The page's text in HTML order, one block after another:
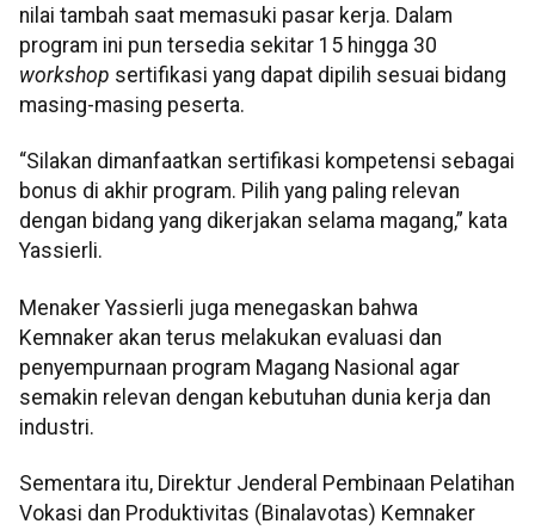
nilai tambah saat memasuki pasar kerja. Dalam
program ini pun tersedia sekitar 15 hingga 30
workshop sertifikasi yang dapat dipilih sesuai bidang
masing-masing peserta.
“Silakan dimanfaatkan sertifikasi kompetensi sebagai
bonus di akhir program. Pilih yang paling relevan
dengan bidang yang dikerjakan selama magang,” kata
Yassierli.
Menaker Yassierli juga menegaskan bahwa
Kemnaker akan terus melakukan evaluasi dan
penyempurnaan program Magang Nasional agar
semakin relevan dengan kebutuhan dunia kerja dan
industri.
Sementara itu, Direktur Jenderal Pembinaan Pelatihan
Vokasi dan Produktivitas (Binalavotas) Kemnaker